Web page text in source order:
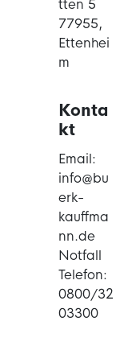
tten 5
77955,
Ettenhei
m
Konta
kt
Email:
info@bu
erk-
kauffma
nn.de
Notfall
Telefon:
0800/32
03300